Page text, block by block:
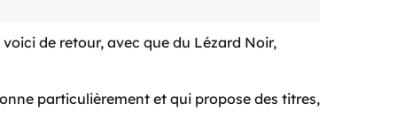
de retour, avec que du Lézard Noir,
particulièrement et qui propose des titres,